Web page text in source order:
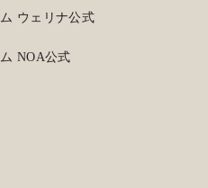
ウェリナ公式
NOA公式